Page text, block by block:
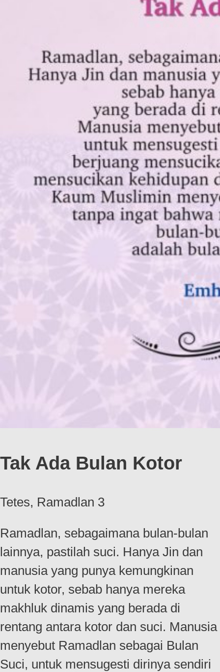
Tak Ada Bulan Kotor
Tetes, Ramadlan 3
Ramadlan, sebagaimana bulan-bulan
lainnya, pastilah suci. Hanya Jin dan
manusia yang punya kemungkinan
untuk kotor, sebab hanya mereka
makhluk dinamis yang berada di
rentang antara kotor dan suci. Manusia
menyebut Ramadlan sebagai Bulan
Suci, untuk mensugesti dirinya sendiri